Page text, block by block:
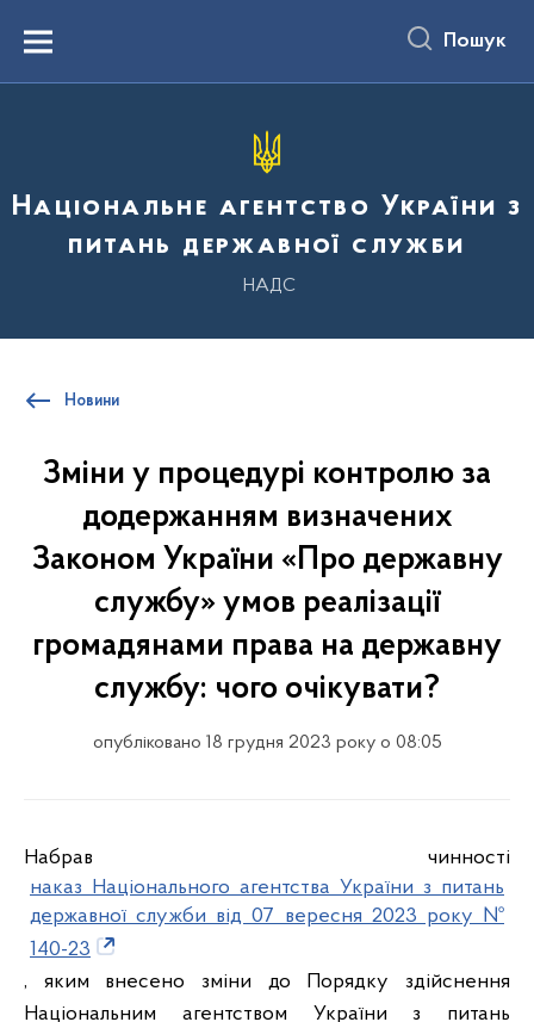
вмістуMenu Пошук
Національне агентство України з
питань державної служби
НАДС
Новини
Зміни у процедурі контролю за
додержанням визначених
Законом України «Про державну
службу» умов реалізації
громадянами права на державну
службу: чого очікувати?
опубліковано 18 грудня 2023 року о 08:05
Набрав чинності
наказ Національного агентства України з питань
державної служби від 07 вересня 2023 року №
140-23
, яким внесено зміни до Порядку здійснення
Національним агентством України з питань